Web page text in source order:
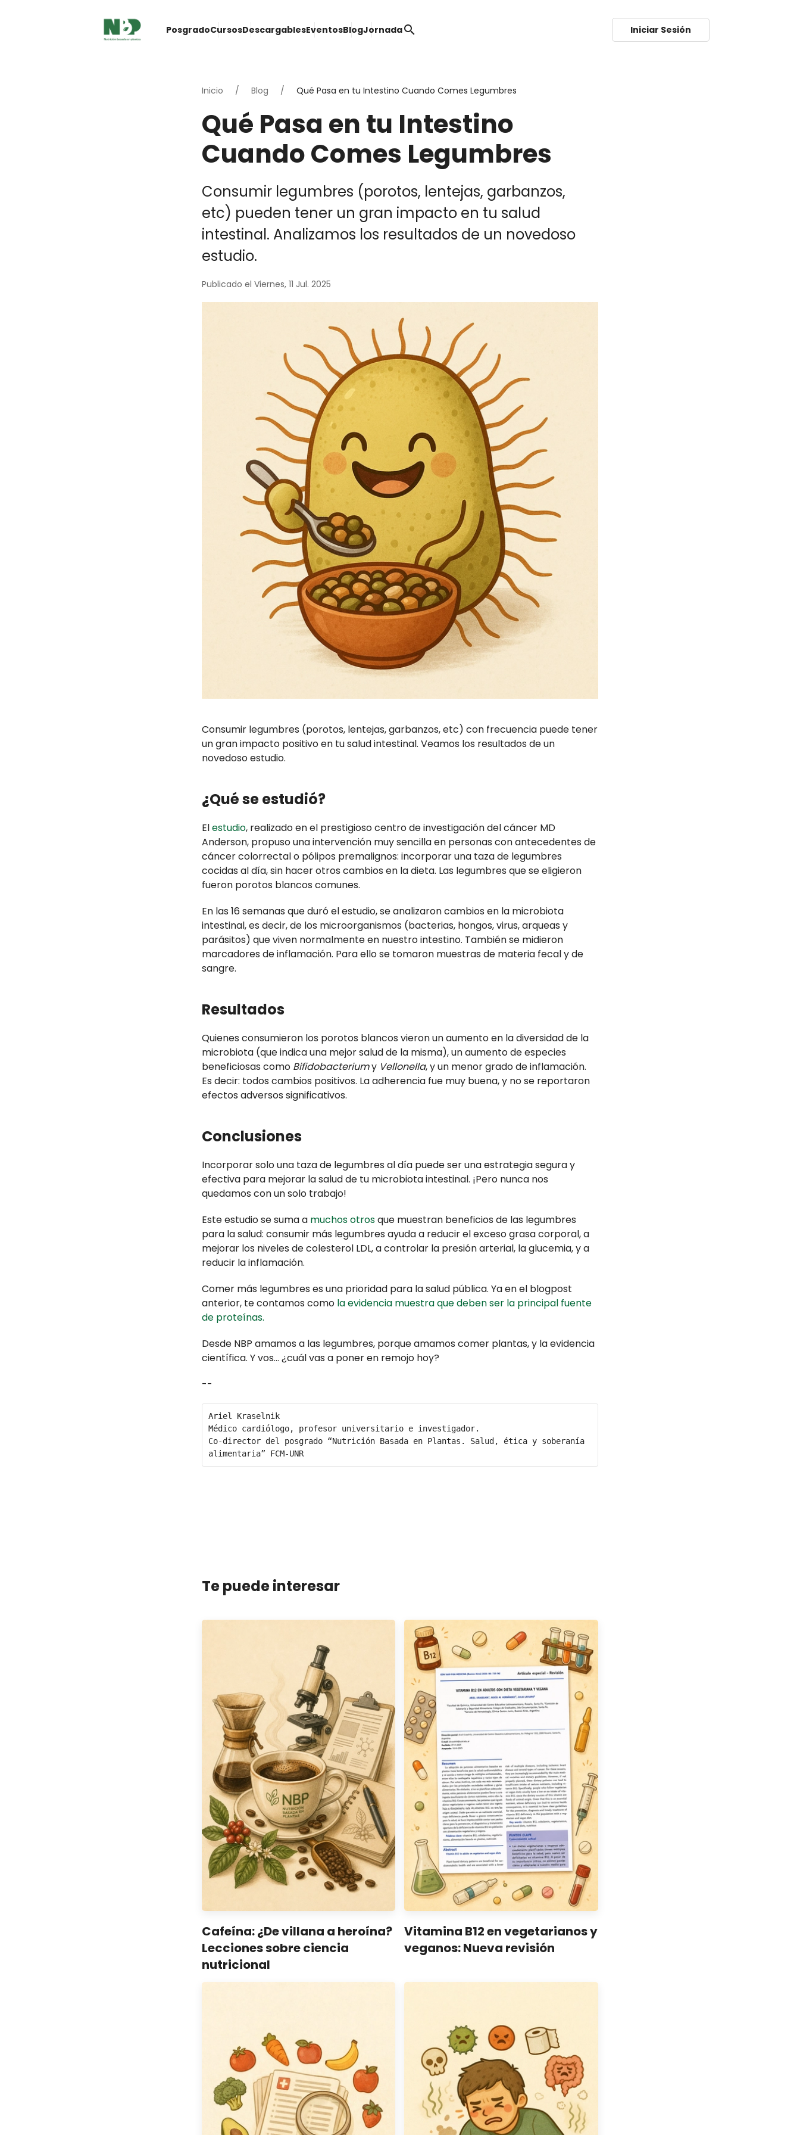
PosgradoCursosDescargablesEventosBlogJornadasearch Iniciar Sesión
Inicio Blog Qué Pasa en tu Intestino Cuando Comes Legumbres
Qué Pasa en tu Intestino
Cuando Comes Legumbres
Consumir legumbres (porotos, lentejas, garbanzos,
etc) pueden tener un gran impacto en tu salud
intestinal. Analizamos los resultados de un novedoso
estudio.
Publicado el Viernes, 11 Jul. 2025
Consumir legumbres (porotos, lentejas, garbanzos, etc) con frecuencia puede tener
un gran impacto positivo en tu salud intestinal. Veamos los resultados de un
novedoso estudio.
¿Qué se estudió?
Elestudio, realizado en el prestigioso centro de investigación del cáncer MD
Anderson, propuso una intervención muy sencilla en personas con antecedentes de
cáncer colorrectal o pólipos premalignos: incorporar una taza de legumbres
cocidas al día, sin hacer otros cambios en la dieta. Las legumbres que se eligieron
fueron porotos blancos comunes.
En las 16 semanas que duró el estudio, se analizaron cambios en la microbiota
intestinal, es decir, de los microorganismos (bacterias, hongos, virus, arqueas y
parásitos) que viven normalmente en nuestro intestino. También se midieron
marcadores de inflamación. Para ello se tomaron muestras de materia fecal y de
sangre.
Resultados
Quienes consumieron los porotos blancos vieron un aumento en la diversidad de la
microbiota (que indica una mejor salud de la misma), un aumento de especies
beneficiosas como Bifidobacteriumy Vellonella, y un menor grado de inflamación.
Es decir: todos cambios positivos. La adherencia fue muy buena, y no se reportaron
efectos adversos significativos.
Conclusiones
Incorporar solo una taza de legumbres al día puede ser una estrategia segura y
efectiva para mejorar la salud de tu microbiota intestinal. ¡Pero nunca nos
quedamos con un solo trabajo!
Este estudio se suma a muchos otrosque muestran beneficios de las legumbres
para la salud: consumir más legumbres ayuda a reducir el exceso grasa corporal, a
mejorar los niveles de colesterol LDL, a controlar la presión arterial, la glucemia, y a
reducir la inflamación.
Comer más legumbres es una prioridad para la salud pública. Ya en el blogpost
anterior, te contamos como la evidencia muestra que deben ser la principal fuente
de proteínas.
Desde NBP amamos a las legumbres, porque amamos comer plantas, y la evidencia
científica. Y vos… ¿cuál vas a poner en remojo hoy?
--
Ariel Kraselnik
Médico cardiólogo, profesor universitario e investigador.
Co-director del posgrado “Nutrición Basada en Plantas. Salud, ética y soberanía
alimentaria” FCM-UNR
Te puede interesar
Cafeína: ¿De villana a heroína?
Lecciones sobre ciencia
nutricional
Vitamina B12 en vegetarianos y
veganos: Nueva revisión